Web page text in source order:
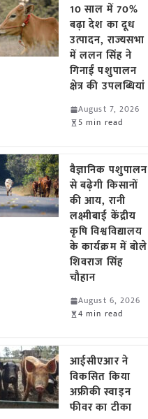
10 साल में 70%
बढ़ा देश का दूध
उत्पादन, राज्यसभा
में ललन सिंह ने
गिनाईं पशुपालन
क्षेत्र की उपलब्धियां
August 7, 2026
5 min read
वैज्ञानिक पशुपालन
से बढ़ेगी किसानों
की आय, रानी
लक्ष्मीबाई केंद्रीय
कृषि विश्वविद्यालय
के कार्यक्रम में बोले
शिवराज सिंह
चौहान
August 6, 2026
4 min read
आईसीएआर ने
विकसित किया
अफ्रीकी स्वाइन
फीवर का टीका